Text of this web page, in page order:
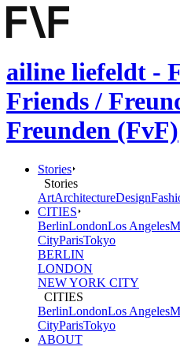
ailine liefeldt -
Friends /
Freunden (FvF)
Stories
Stories
ArtArchitectureDesign
CITIES
BerlinLondonLos Angeles
CityParisTokyo
BERLIN
LONDON
NEW YORK CITY
CITIES
BerlinLondonLos Angeles
CityParisTokyo
ABOUT